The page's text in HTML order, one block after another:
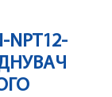
NPT12-